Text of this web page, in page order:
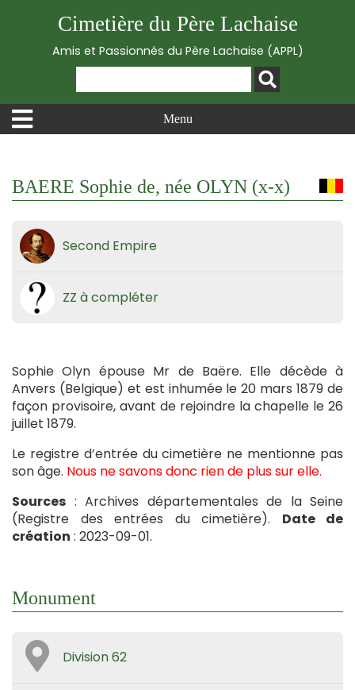
Cimetière du Père Lachaise
Amis et Passionnés du Père Lachaise (APPL)
Menu
BAERE Sophie de, née OLYN (x-x)
Second Empire
ZZ à compléter
Sophie Olyn épouse Mr de Baëre. Elle décède à
Anvers (Belgique) et est inhumée le 20 mars 1879 de
façon provisoire, avant de rejoindre la chapelle le 26
juillet 1879.
Le registre d’entrée du cimetière ne mentionne pas
son âge. Nous ne savons donc rien de plus sur elle.
Sources : Archives départementales de la Seine
(Registre des entrées du cimetière). Date de
création : 2023-09-01.
Monument
Division 62